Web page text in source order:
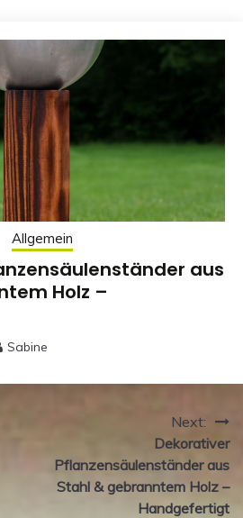
Allgemein
aus
Holz –
Sabine
Next:
Dekorativer
Pflanzensäulenständer aus
Stahl & gebranntem Holz –
Handgefertigt